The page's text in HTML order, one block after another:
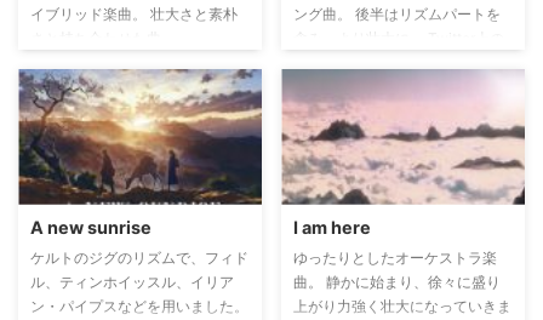
イブリッド楽曲。 壮大さと素朴
ング曲。 後半はリズムパートを
含み、より壮大に。 Twitter上の
年4月17日のお題「自分の得意分
野を思うがままに作り上げよ！」
で制作。 後のアルバム「終わり
の観測者」主題曲。
A new sunrise
ケルトのジグのリズムで、フィド
ル、ティンホイッスル、イリア
ン・パイプスなどを用いました。
I am here
ゆったりとしたオーケストラ楽
曲。 静かに始まり、徐々に盛り
上がり力強く壮大になっていきま